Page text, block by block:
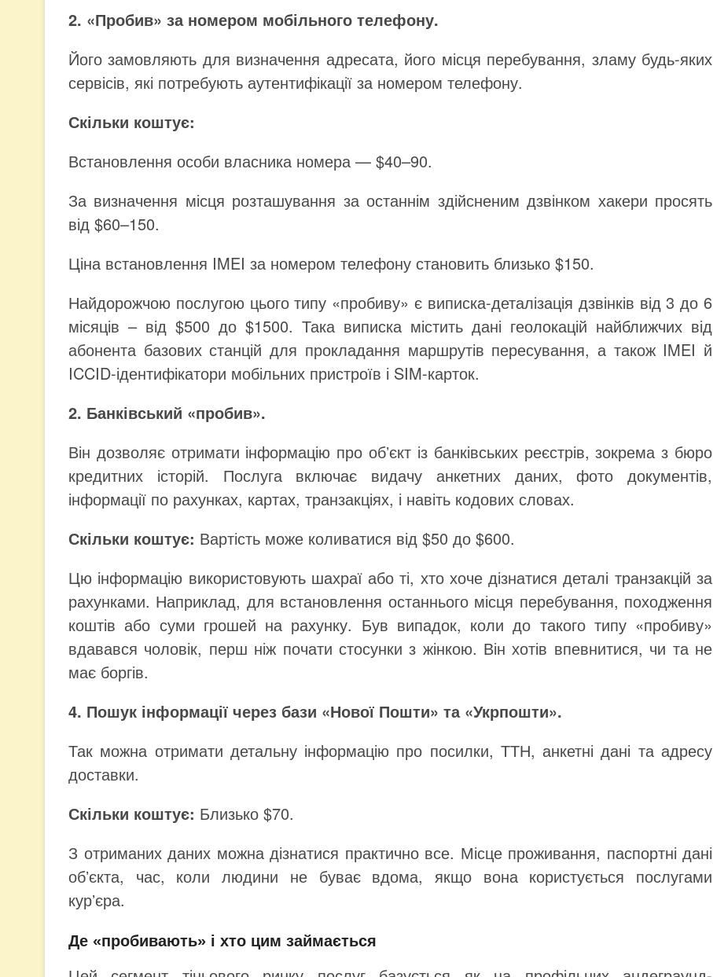
2. «Пробив» за номером мобільного телефону.
Його замовляють для визначення адресата, його місця перебування, зламу будь-яких
сервісів, які потребують аутентифікації за номером телефону.
Скільки коштує:
Встановлення особи власника номера — $40–90.
За визначення місця розташування за останнім здійсненим дзвінком хакери просять
від $60–150.
Ціна встановлення IMEI за номером телефону становить близько $150.
Найдорожчою послугою цього типу «пробиву» є виписка-деталізація дзвінків від 3 до 6
місяців – від $500 до $1500. Така виписка містить дані геолокацій найближчих від
абонента базових станцій для прокладання маршрутів пересування, а також IMEI й
ICCID-ідентифікатори мобільних пристроїв і SIM-карток.
2. Банківський «пробив».
Він дозволяє отримати інформацію про обʼєкт із банківських реєстрів, зокрема з бюро
кредитних історій. Послуга включає видачу анкетних даних, фото документів,
інформації по рахунках, картах, транзакціях, і навіть кодових словах.
Скільки коштує: Вартість може коливатися від $50 до $600.
Цю інформацію використовують шахраї або ті, хто хоче дізнатися деталі транзакцій за
рахунками. Наприклад, для встановлення останнього місця перебування, походження
коштів або суми грошей на рахунку. Був випадок, коли до такого типу «пробиву»
вдавався чоловік, перш ніж почати стосунки з жінкою. Він хотів впевнитися, чи та не
має боргів.
4. Пошук інформації через бази «Нової Пошти» та «Укрпошти».
Так можна отримати детальну інформацію про посилки, ТТН, анкетні дані та адресу
доставки.
Скільки коштує: Близько $70.
З отриманих даних можна дізнатися практично все. Місце проживання, паспортні дані
обʼєкта, час, коли людини не буває вдома, якщо вона користується послугами
курʼєра.
Де «пробивають» і хто цим займається